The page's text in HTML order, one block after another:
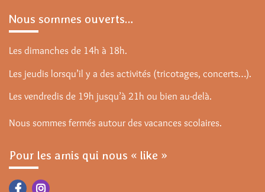
Nous sommes ouverts…
Les dimanches de 14h à 18h.
Les jeudis lorsqu’il y a des activités (tricotages, concerts…).
Les vendredis de 19h jusqu’à 21h ou bien au-delà.
Nous sommes fermés autour des vacances scolaires.
Pour les amis qui nous « like »